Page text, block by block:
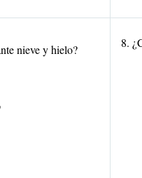
nieve y hielo?
8.